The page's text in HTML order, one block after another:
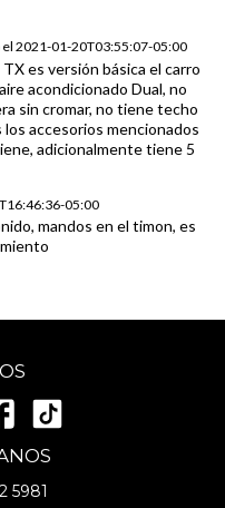
el2021-01-20T03:55:07-05:00
es versión básica el carro
acondicionado Dual, no
sin cromar, no tiene techo
accesorios mencionados
adicionalmente tiene 5
05:00
mandos en el timon, es
5981